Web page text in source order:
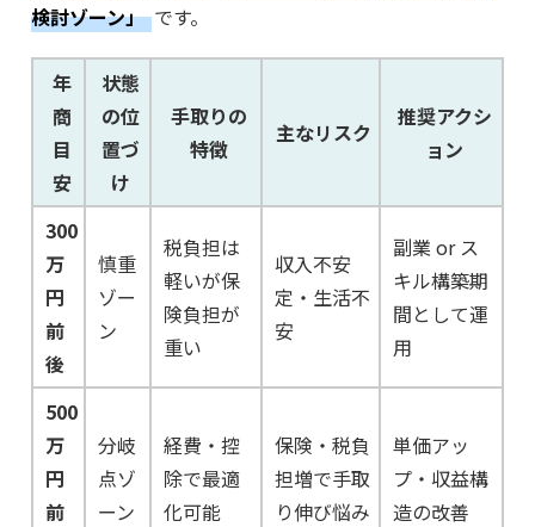
検討ゾーン」 です。
年
商
目
安
状態
の位
置づ
け
手取りの
特徴
主なリスク
推奨アクシ
ョン
300
万
円
前
後
慎重
ゾー
ン
税負担は
軽いが保
険負担が
重い
収入不安
定・生活不
安
副業 or ス
キル構築期
間として運
用
500
万
円
前
分岐
点ゾ
ーン
経費・控
除で最適
化可能
保険・税負
担増で手取
り伸び悩み
単価アッ
プ・収益構
造の改善